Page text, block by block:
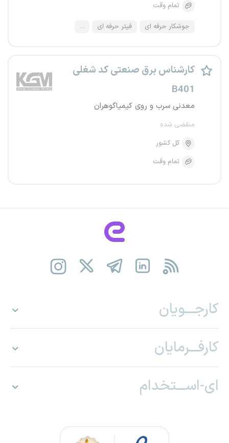
تمام وقت
جوشکار حرفه ای فیتر حرفه ای ...
کارشناس برق صنعتی کد شغلی
B401
معدنی سرب و روی کیمیاگوهران
منقضی شده
کل کشور
تمام وقت
کارجـــویان
کارفـــرمایان
ای-اســـتخدام